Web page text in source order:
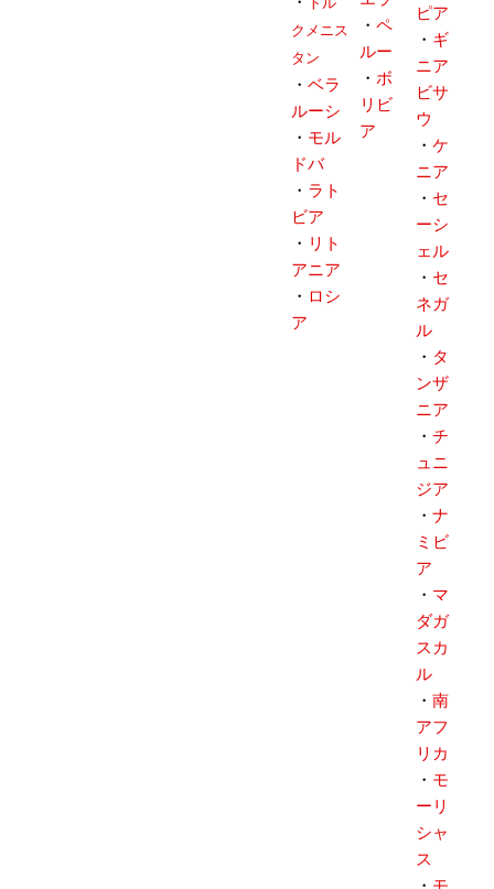
クメニス
タン
・ ベラ
ルーシ
・ モル
ドバ
・ ラト
ビア
・ リト
アニア
・ ロシ
ア
・ ペ
ルー
・ ボ
リビ
ア
ピア
・ ギ
ニア
ビサ
ウ
・ ケ
ニア
・ セ
ーシ
ェル
・ セ
ネガ
ル
・ タ
ンザ
ニア
・ チ
ュニ
ジア
・ ナ
ミビ
ア
・ マ
ダガ
スカ
ル
・ 南
アフ
リカ
・ モ
ーリ
シャ
ス